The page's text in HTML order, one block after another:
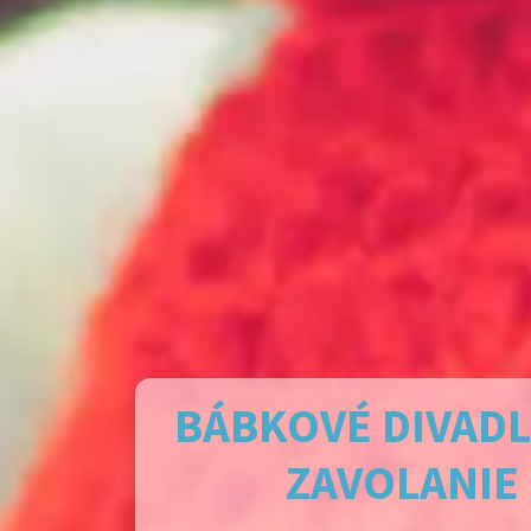
BÁBKOVÉ
VÁS